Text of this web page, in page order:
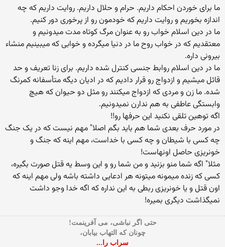
ما برای خوردن احکام داریم. حرام و حلال داریم. روایت داریم که چه
اندازه بخوریم و روایت داریم که خودمون رو از پرخوری دور کنیم.
ما در دین اسلام خواب رو به عنوان مرگ کوتاه مدت میدونیم و
معتقدیم که در خواب روح ما در دنیا میگرده و خوابی که میبینیم منشاء
بیرونی داره.
ما در دین اسلام روابط جنسی کنترل شده داریم. برای زنا تعریف و حد
قائل میشیم و ازدواج رو قرار دادیم که در ادیان دیگه متأسفانه کمرنگ
شده. ما زن و مردی که ازدواج میکنند رو مثل دو حیوان که هیچ
وابستگی عاطفی به هم ندارن نمیدونیم.
اگه توهین تلقی نکنید این حرفها رو!!
در مورد حرف بعدی شما هم باید بگم اصلا" مهم نیست که در یک جنگ
چه کسی با شیطان و چه کسی با خداست، مهم اینه که جنگ و
خونریزی حاصل اونهاست!
مثلا" اگه شما منو بزنید و من شما رو و این وسط یه قتل صورت بگیره،
کسی که زنده میمونه میتونه هر ادعایی داشته باشه ولی مهم اینه که
اون قتل و یا خونریزی ربطی به این نداره که اگه خدا وجو داشت
نمیگذاشت دیگری بمیره!
حتی اگر نباشی، می آفرینمت!
چونان که التهاب بیابان،
سراب را...